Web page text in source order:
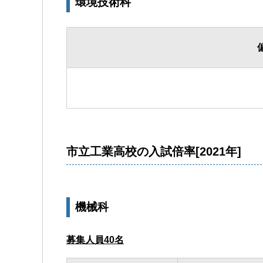
市立工業高校の入試倍率[2021年]
機械科
募集人員40名